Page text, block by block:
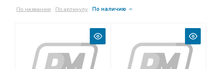
стояночного тормоза Колодка тормоза
заднего тормоза
Тормоз задний тормоза ГАЗ-3307
вакуумного усилителя заднему тормозу
По названию По артикулу По наличию